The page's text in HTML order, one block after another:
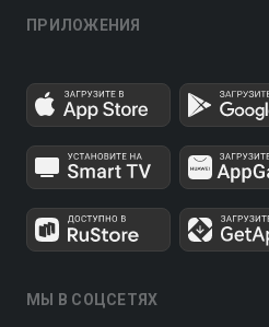
ПРИЛОЖЕНИЯ
МЫ В СОЦСЕТЯХ